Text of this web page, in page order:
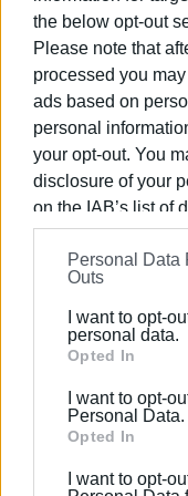
the below opt-out
Please note that
processed you
ads based on
personal
your opt-out. You
disclosure of your
on the IAB’s list of
information may
on theIAB’s List of
further disclose it
Please note that
Google services
behaviour. You
Google and its
section.
Personal Data
Outs
I want to opt-
personal data.
Opted In
I want to opt-
Personal Data.
Opted In
I want to opt-
νομοθετικό
ανταποκρίνεται
παραπληροφόρηση.
Σε παλαιότερες
σπεύσει να
σε εμένα – για την
Πρόγραμμα
πραγματικότητα
ανήκει
εμπόδιο, ούτε
παρέμβαση. Υπήρξε
διοικητική
παραπληροφόρηση.
Το Κλειστό Στάδιο
Ήταν μια
της Βόρειας